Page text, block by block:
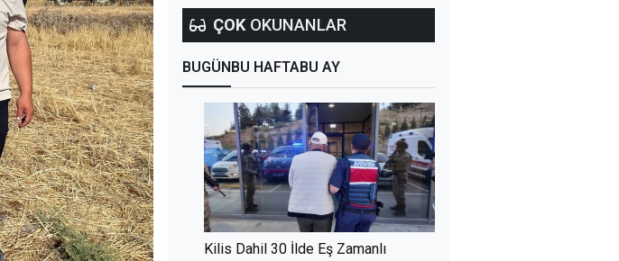
ÇOK OKUNANLAR
BUGÜNBU HAFTABU AY
Kilis Dahil 30 İlde Eş Zamanlı